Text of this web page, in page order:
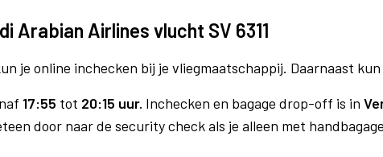
Arabian Airlines vlucht SV 6311
je online inchecken bij je vliegmaatschappij. Daarnaast
17:55 tot 20:15 uur. Inchecken en bagage drop-off is in
door naar de security check als je alleen met